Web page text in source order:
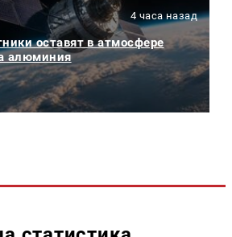
4 часа назад
оставят в атмосфере
алюминия